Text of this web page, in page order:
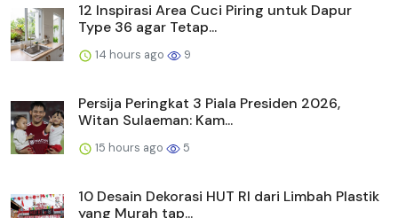
12 Inspirasi Area Cuci Piring untuk Dapur
Type 36 agar Tetap...
14 hours ago 9
Persija Peringkat 3 Piala Presiden 2026,
Witan Sulaeman: Kam...
15 hours ago 5
10 Desain Dekorasi HUT RI dari Limbah Plastik
yang Murah tap...